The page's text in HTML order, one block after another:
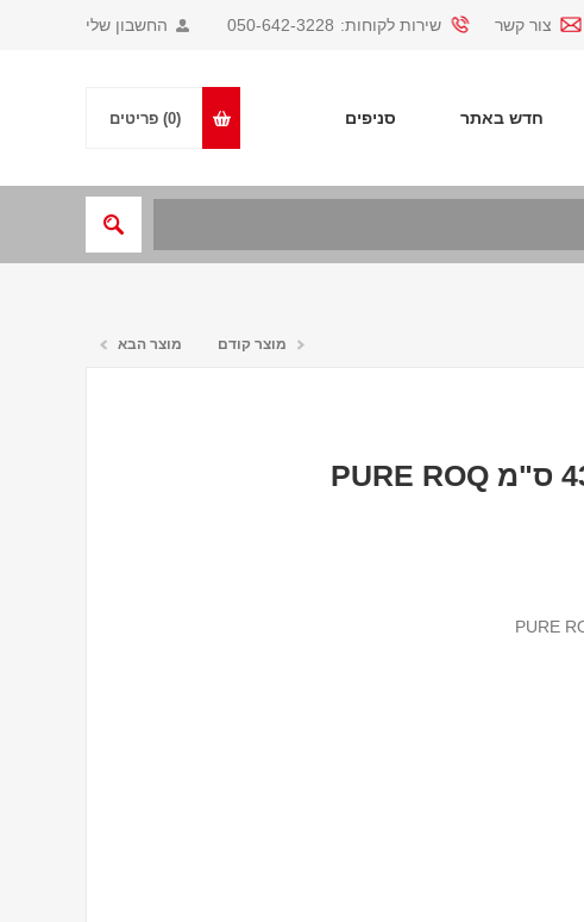
החשבון שלי צור קשר שירות לקוחות: 050-642-3228
חדש באתר סניפים (0) פריטים
מוצר קודם מוצר הבא